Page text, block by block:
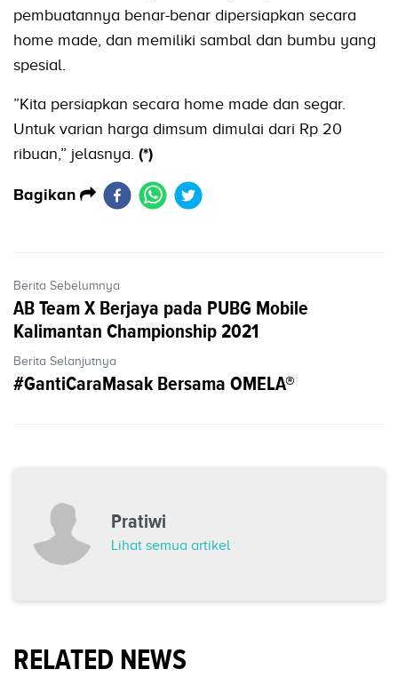
pembuatannya benar-benar dipersiapkan secara
home made, dan memiliki sambal dan bumbu yang
spesial.
”Kita persiapkan secara home made dan segar.
Untuk varian harga dimsum dimulai dari Rp 20
ribuan,” jelasnya. (*)
Bagikan
Berita Sebelumnya
AB Team X Berjaya pada PUBG Mobile
Kalimantan Championship 2021
Berita Selanjutnya
#GantiCaraMasak Bersama OMELA®
Pratiwi
Lihat semua artikel
RELATED NEWS